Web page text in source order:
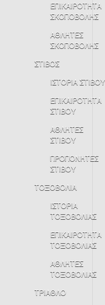
ΕΠΙΚΑΙΡΟΤΗΤΑ
ΣΚΟΠΟΒΟΛΗΣ
ΑΘΛΗΤΕΣ
ΣΚΟΠΟΒΟΛΗΣ
ΣΤΙΒΟΣ
ΙΣΤΟΡΙΑ ΣΤΙΒΟΥ
ΕΠΙΚΑΙΡΟΤΗΤΑ
ΣΤΙΒΟΥ
ΑΘΛΗΤΕΣ
ΣΤΙΒΟΥ
ΠΡΟΠΟΝΗΤΕΣ
ΣΤΙΒΟΥ
ΤΟΞΟΒΟΛΙΑ
ΙΣΤΟΡΙΑ
ΤΟΞΟΒΟΛΙΑΣ
ΕΠΙΚΑΙΡΟΤΗΤΑ
ΤΟΞΟΒΟΛΙΑΣ
ΑΘΛΗΤΕΣ
ΤΟΞΟΒΟΛΙΑΣ
ΤΡΙΑΘΛΟ